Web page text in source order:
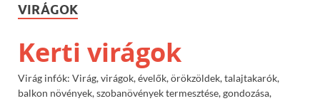
VIRÁGOK
Kerti virágok
Virág infók: Virág, virágok, évelők, örökzöldek, talajtakarók,
balkon növények, szobanövények termesztése, gondozása,